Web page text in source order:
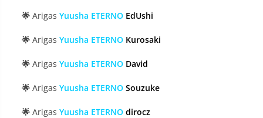
🌟 Arigas Yuusha ETERNO EdUshi
🌟 Arigas Yuusha ETERNO Kurosaki
🌟 Arigas Yuusha ETERNO David
🌟 Arigas Yuusha ETERNO Souzuke
🌟 Arigas Yuusha ETERNO dirocz